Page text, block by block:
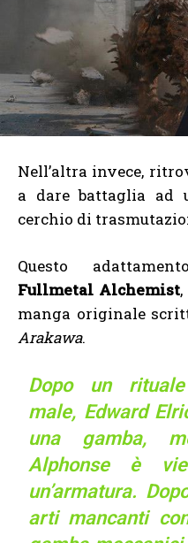
Nell’altra invece,
a dare battaglia ad
cerchio di
Questo
Fullmetal Alchemist
manga originale
Arakawa.
Dopo un
male, Edward
una gamba,
Alphonse è
un’armatura.
arti mancanti